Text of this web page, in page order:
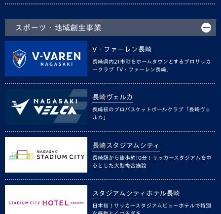
スポーツ・地域創生事業
V・ファーレン長崎
長崎県内21市町をホームタウンとするプロサッカ
ークラブ「V・ファーレン長崎」
長崎ヴェルカ
長崎初のプロバスケットボールクラブ「長崎ヴェ
ルカ」
長崎スタジアムシティ
長崎駅から徒歩約10分！サッカースタジアムを中
心とした大型複合施設
スタジアムシティホテル長崎
日本初！サッカースタジアムビューホテルで特別